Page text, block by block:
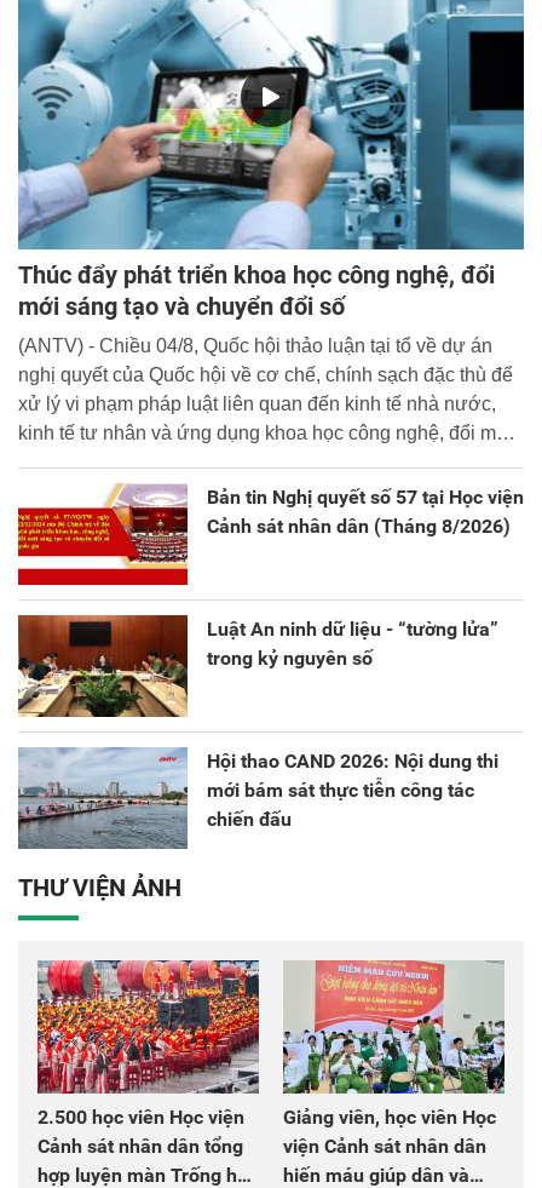
Thúc đẩy phát triển khoa học công nghệ, đổi
mới sáng tạo và chuyển đổi số
(ANTV) - Chiều 04/8, Quốc hội thảo luận tại tổ về dự án
nghị quyết của Quốc hội về cơ chế, chính sạch đặc thù để
xử lý vi phạm pháp luật liên quan đến kinh tế nhà nước,
kinh tế tư nhân và ứng dụng khoa học công nghệ, đổi mới
Bản tin Nghị quyết số 57 tại Học viện
Cảnh sát nhân dân (Tháng 8/2026)
Luật An ninh dữ liệu - “tường lửa”
trong kỷ nguyên số
Hội thao CAND 2026: Nội dung thi
mới bám sát thực tiễn công tác
chiến đấu
THƯ VIỆN ẢNH
2.500 học viên Học viện
Cảnh sát nhân dân tổng
hợp luyện màn Trống hội
Giảng viên, học viên Học
viện Cảnh sát nhân dân
hiến máu giúp dân và